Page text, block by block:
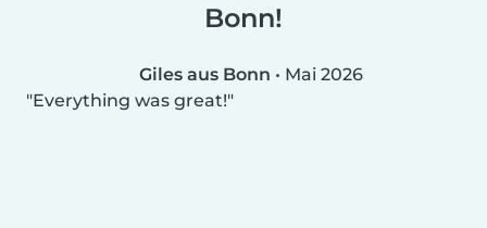
Bonn!
Giles aus Bonn • Mai 2026
Everything was great!